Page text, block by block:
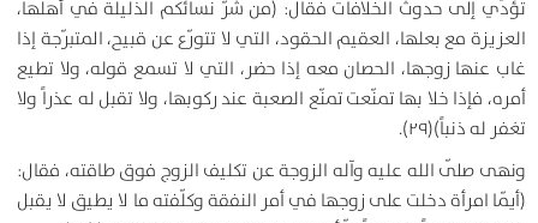
تؤدّي إلى حدوث الخلافات فقال: (من شرّ نسائكم الذليلة في أهلها،
العزيزة مع بعلها، العقيم الحقود، التي لا تتورّع عن قبيح، المتبرّجة إذا
غاب عنها زوجها، الحصان معه إذا حضر، التي لا تسمع قوله، ولا تطيع
أمره، فإذا خلا بها تمنّعت تمنّع الصعبة عند ركوبها، ولا تقبل له عذراً ولا
تغفر له ذنباً)(۲۹).
ونهى صلّى الله عليه وآله الزوجة عن تكليف الزوج فوق طاقته، فقال:
(أيّما امرأة دخلت على زوجها في أمر النفقة وكلّفته ما لا يطيق لا يقبل